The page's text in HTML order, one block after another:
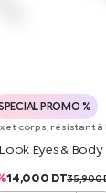
PROMO %
et corps, résistant à
Eyes & Body
14,000 DT35,900